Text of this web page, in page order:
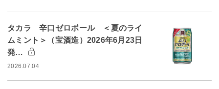
タカラ 辛口ゼロボール ＜夏のライ
ムミント＞（宝酒造）2026年6月23日
発…
2026.07.04